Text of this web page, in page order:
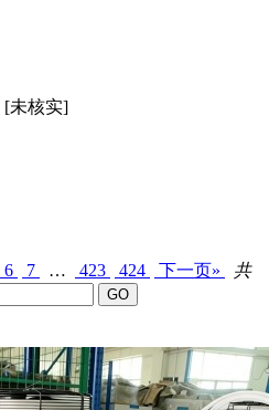
[未核实]
6 7 … 423 424 下一页»
共